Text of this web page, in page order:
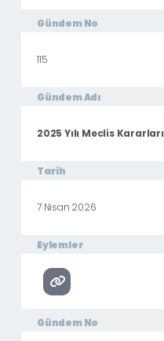
Gündem No
115
Gündem Adı
2025 Yılı Meclis Kararları
Tarih
7 Nisan 2026
Eylemler
Gündem No